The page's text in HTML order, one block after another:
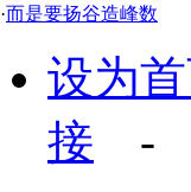
·而是要扬谷造峰数
设为
接 -